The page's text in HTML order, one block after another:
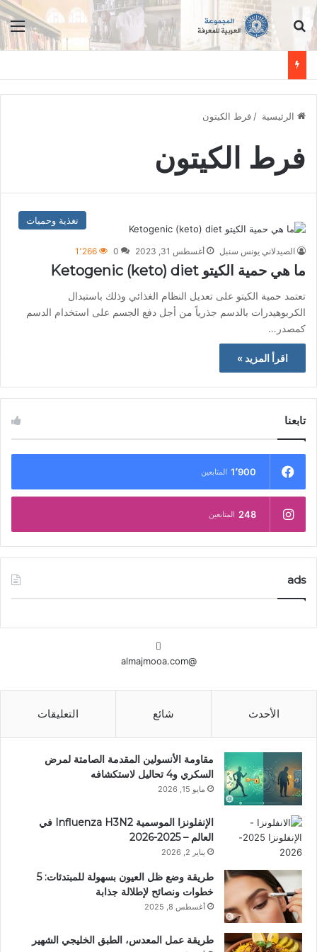
ابحث عن
الرئيسية /فرط الكيتون
فرط الكيتون
تغذية وحميات
الصيدلاني يونس سنبل أغسطس 31, 2023 0 1٬266
ما هي حمية الكيتو Ketogenic (keto) diet
تعتمد حمية الكيتو على تعديل النظام الغذائي وذلك باستبدال
الكربوهيدرات بالدسم جذرياً من أجل دفع الجسم على استخدام الدسم
كمصدر…
اقرأ المزيد »
تابعنا
1٬900 المتابعين
248 المتابعين
ads
@almajmooa.com
الأحدث شائع التعليقات
مقاومة الأنسولين المقدمة الصامتة لمرض
السكري و4 تحاليل لاستكشافه
مايو 15, 2026
الإنفلونزا الموسمية Influenza H3N2 في
العالم – 2025-2026
يناير 2, 2026
طريقة وضع ظل العيون بسهولة للمبتدئات: 5
خطوات ونصائح لإطلالة جذابة
أغسطس 8, 2025
طريقة عمل المعدس، الطبق الخليجي الشهير